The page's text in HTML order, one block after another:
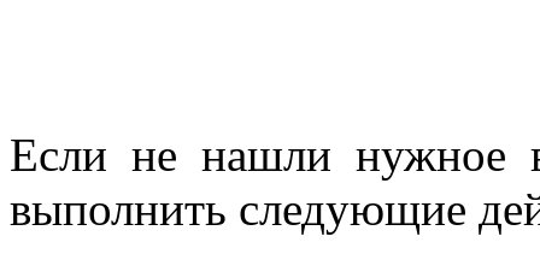
Если не нашли нужное
выполнить следующие